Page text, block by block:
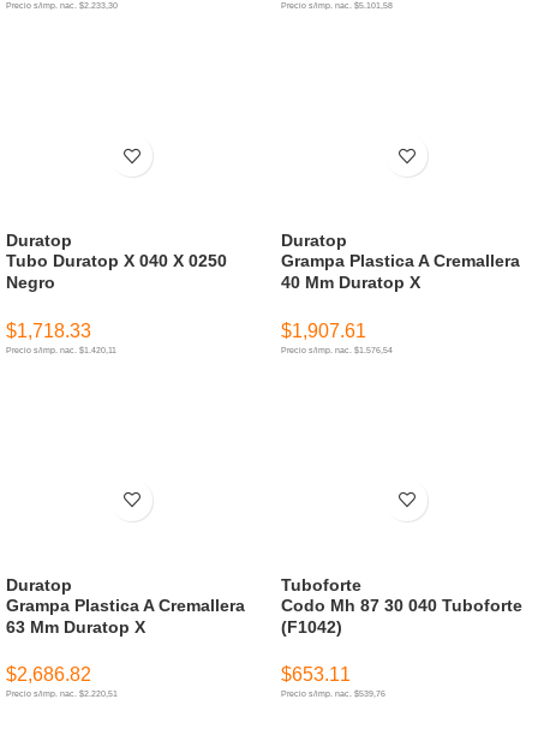
Precio s/imp. nac. $2.233,30 Precio s/imp. nac. $5.101,58
Tubo Duratop X 040 X 0250
Negro
Duratop
$1,718.33
Precio s/imp. nac. $1.420,11
Grampa Plastica A Cremallera
40 Mm Duratop X
Duratop
$1,907.61
Precio s/imp. nac. $1.576,54
Grampa Plastica A Cremallera
63 Mm Duratop X
Duratop
$2,686.82
Precio s/imp. nac. $2.220,51
Codo Mh 87 30 040 Tuboforte
(F1042)
Tuboforte
$653.11
Precio s/imp. nac. $539,76